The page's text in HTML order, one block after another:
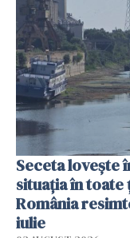
Seceta lovește
situația în toate
România
iulie